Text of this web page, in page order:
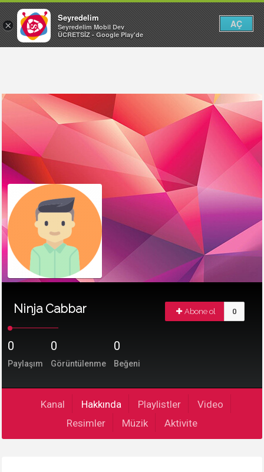
Ninja Cabbar Abone ol 0
0
Paylaşım
0
Görüntülenme
0
Beğeni
Kanal Hakkında Playlistler
Video
Resimler
Müzik Aktivite
×
Seyredelim
Seyredelim Mobil Dev
ÜCRETSİZ - Google Play'de
AÇ